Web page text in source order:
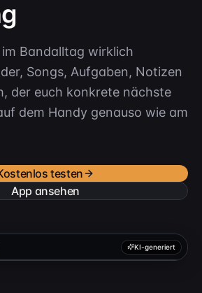
im Bandalltag wirklich
Songs, Aufgaben, Notizen
der euch konkrete nächste
dem Handy genauso wie am
testen
App ansehen
KI-generiert